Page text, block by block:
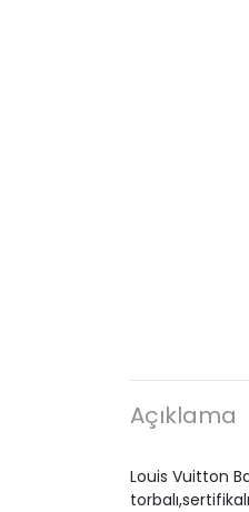
Açıklama
Louis Vuitton